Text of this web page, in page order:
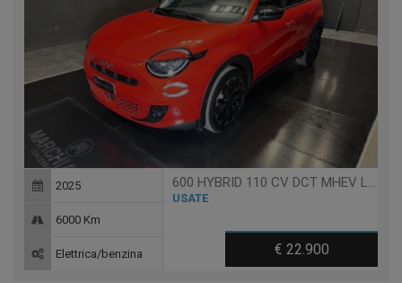
600 HYBRID 110 CV DCT MHEV LA PRIMA
USATE
€ 22.900
2025
6000 Km
Elettrica/benzina